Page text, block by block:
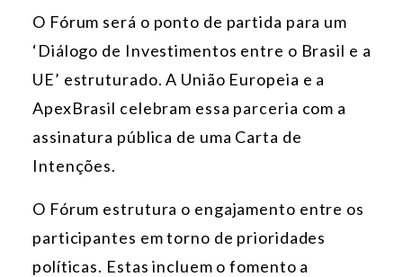
O Fórum será o ponto de partida para um
‘Diálogo de Investimentos entre o Brasil e a
UE’ estruturado. A União Europeia e a
ApexBrasil celebram essa parceria com a
assinatura pública de uma Carta de
Intenções.
O Fórum estrutura o engajamento entre os
participantes em torno de prioridades
políticas. Estas incluem o fomento a